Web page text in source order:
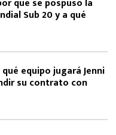
Sub 20 y a qué
equipo jugará Jenni
su contrato con